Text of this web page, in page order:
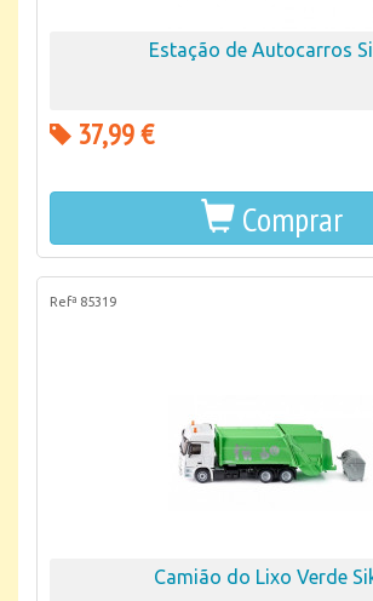
Estação de Autocarros
37,99 €
Comprar
Refª 85319
Camião do Lixo Verde